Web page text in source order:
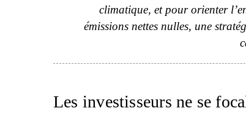
climatique, et pour orienter
émissions nettes nulles, une
Les investisseurs ne se